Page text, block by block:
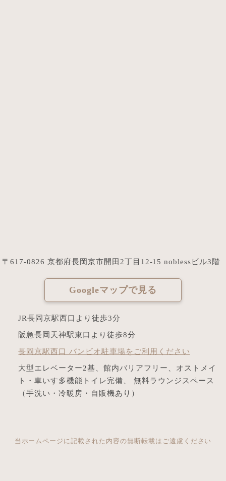
〒617-0826 京都府長岡京市開田2丁目12-15 noblessビル3階
Googleマップで見る
JR長岡京駅西口より徒歩3分
阪急長岡天神駅東口より徒歩8分
長岡京駅西口 バンビオ駐車場をご利用ください
大型エレベーター2基、館内バリアフリー、オストメイ
ト・車いす多機能トイレ完備、 無料ラウンジスペース
（手洗い・冷暖房・自販機あり）
当ホームページに記載された内容の無断転載はご遠慮ください